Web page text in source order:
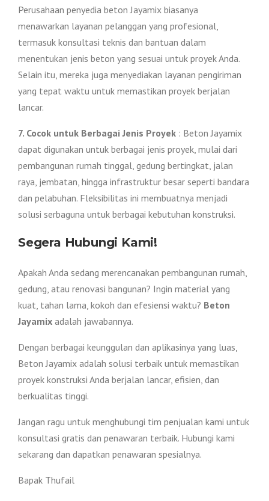
Perusahaan penyedia beton Jayamix biasanya
menawarkan layanan pelanggan yang profesional,
termasuk konsultasi teknis dan bantuan dalam
menentukan jenis beton yang sesuai untuk proyek Anda.
Selain itu, mereka juga menyediakan layanan pengiriman
yang tepat waktu untuk memastikan proyek berjalan
lancar.
7. Cocok untuk Berbagai Jenis Proyek : Beton Jayamix
dapat digunakan untuk berbagai jenis proyek, mulai dari
pembangunan rumah tinggal, gedung bertingkat, jalan
raya, jembatan, hingga infrastruktur besar seperti bandara
dan pelabuhan. Fleksibilitas ini membuatnya menjadi
solusi serbaguna untuk berbagai kebutuhan konstruksi.
Segera Hubungi Kami!
Apakah Anda sedang merencanakan pembangunan rumah,
gedung, atau renovasi bangunan? Ingin material yang
kuat, tahan lama, kokoh dan efesiensi waktu? Beton
Jayamix adalah jawabannya.
Dengan berbagai keunggulan dan aplikasinya yang luas,
Beton Jayamix adalah solusi terbaik untuk memastikan
proyek konstruksi Anda berjalan lancar, efisien, dan
berkualitas tinggi.
Jangan ragu untuk menghubungi tim penjualan kami untuk
konsultasi gratis dan penawaran terbaik. Hubungi kami
sekarang dan dapatkan penawaran spesialnya.
Bapak Thufail